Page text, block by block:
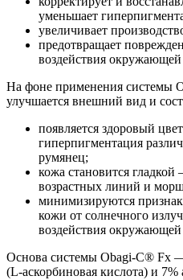
уменьшает
увеличивает
предотвращает
воздействия
На фоне применения системы
улучшается внешний вид и
появляется здоровый
гиперпигментация
румянец;
кожа становится гладкой
возрастных линий и
минимизируются
кожи от солнечного
воздействия
Основа системы Obagi-C® Fx
(L-аскорбиновая кислота) и 7%